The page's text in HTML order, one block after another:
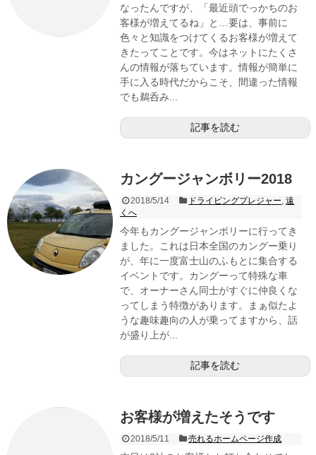
なったんですが、「最近頭でっかちのお
客様が増えてるね」と…要は、事前に
色々と知識をつけてくるお客様が増えて
きたってことです。今はネットにたくさ
んの情報が落ちています。情報が簡単に
手に入る時代だからこそ、間違った情報
でも鵜呑み...
記事を読む
カングージャンボリー2018
2018/5/14 ドライビングプレジャー,遠
くへ
今年もカングージャンボリーに行ってき
ました。これは日本全国のカングー乗り
が、年に一度富士山のふもとに集合する
イベントです。カングーって特殊な車
で、オーナーさん同士がすぐに仲良くな
ってしまう特徴があります。まぁ似たよ
うな趣味趣向の人が乗ってますから、話
が盛り上が...
記事を読む
お客様が増えたそうです
2018/5/11 売れるホームページ作成